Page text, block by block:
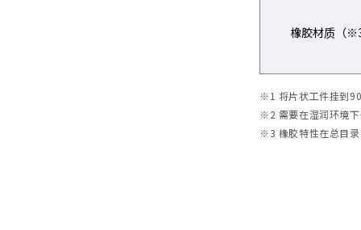
橡胶材质（
※1 将片状工件挂到
※2 需要在湿润环境
※3 橡胶特性在总目